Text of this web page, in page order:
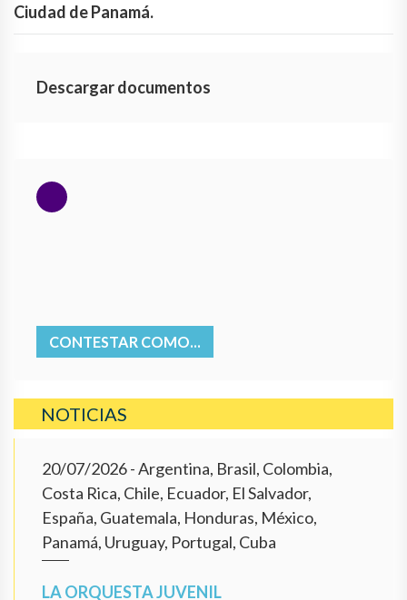
Ciudad de Panamá.
Descargar documentos
CONTESTAR COMO...
NOTICIAS
20/07/2026- Argentina, Brasil, Colombia,
Costa Rica, Chile, Ecuador, El Salvador,
España, Guatemala, Honduras, México,
Panamá, Uruguay, Portugal, Cuba
LA ORQUESTA JUVENIL